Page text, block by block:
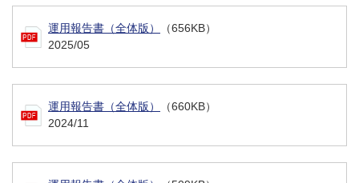
運用報告書（全体版）
（656KB）
2025/05
運用報告書（全体版）
（660KB）
2024/11